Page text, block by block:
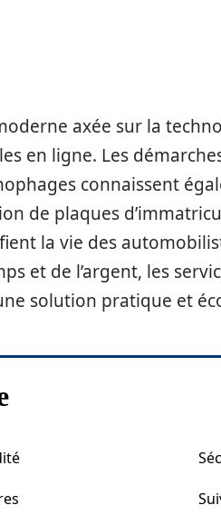
axée sur la
en ligne. Les
connaissent
de plaques
la vie des
et de l’argent, les
solution pratique et